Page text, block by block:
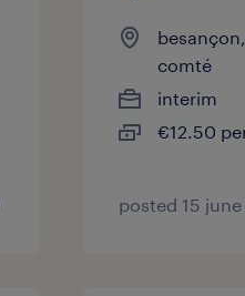
comté
interim
€12.50
posted 15